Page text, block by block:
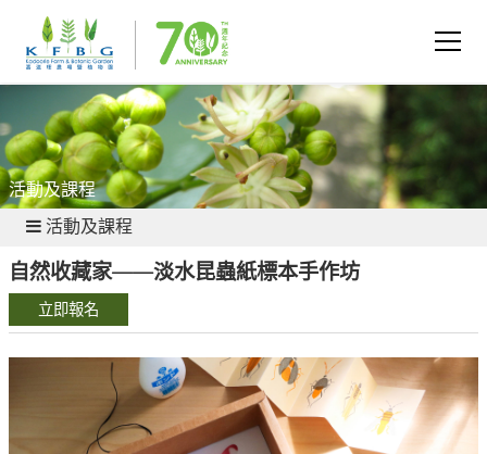
活動及課程
活動及課程
自然收藏家——淡水昆蟲紙標本手作坊
立即報名